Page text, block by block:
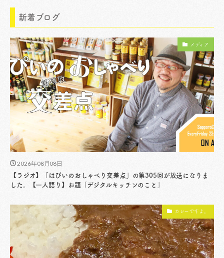
新着ブログ
メディア
2026年08月08日
【ラジオ】「はぴいのおしゃべり交差点」の第305回が放送になりま
した。【一人語り】お題「デジタルキッチンのこと」
カレーですよ。